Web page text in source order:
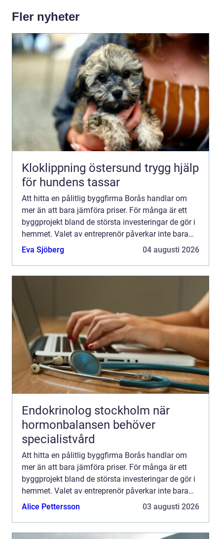
Fler nyheter
Kloklippning östersund trygg hjälp
för hundens tassar
Att hitta en pålitlig byggfirma Borås handlar om
mer än att bara jämföra priser. För många är ett
byggprojekt bland de största investeringar de gör i
hemmet. Valet av entreprenör påverkar inte bara
slutresultatet, utan också hur vägen dit upplevs.
Eva Sjöberg 04 augusti 2026
Endokrinolog stockholm när
hormonbalansen behöver
specialistvård
Att hitta en pålitlig byggfirma Borås handlar om
mer än att bara jämföra priser. För många är ett
byggprojekt bland de största investeringar de gör i
hemmet. Valet av entreprenör påverkar inte bara
slutresultatet, utan också hur vägen dit upplevs.
Alice Pettersson 03 augusti 2026